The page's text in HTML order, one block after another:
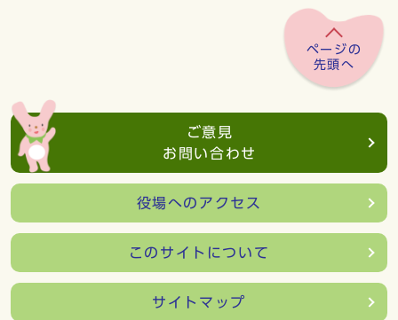
ページの
先頭へ
ご意見
お問い合わせ
役場へのアクセス
このサイトについて
サイトマップ